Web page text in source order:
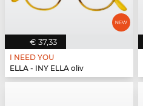
€ 37,33
I NEED YOU
ELLA - INY ELLA oliv